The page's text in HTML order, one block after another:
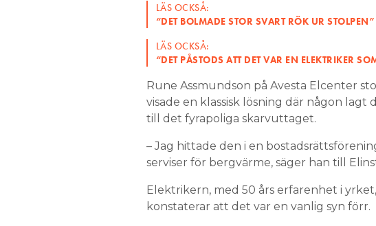
LÄS OCKSÅ:
“DET BOLMADE STOR SVART RÖK UR STOLPEN”
LÄS OCKSÅ:
“DET PÅSTODS ATT DET VAR EN ELEKTRIKER
Rune Assmundson på Avesta Elcenter
visade en klassisk lösning där någon
till det fyrapoliga skarvuttaget.
– Jag hittade den i en
serviser för bergvärme, säger han till
Elektrikern, med 50 års erfarenhet i
konstaterar att det var en vanlig syn förr.